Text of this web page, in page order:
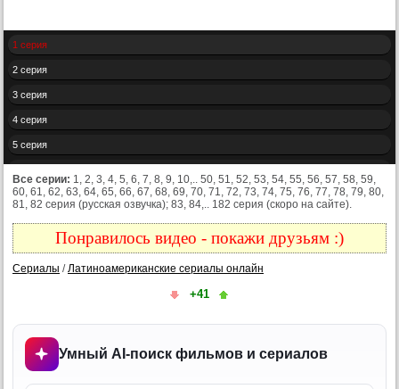
1 серия
2 серия
3 серия
4 серия
5 серия
7 серия
9 серия
10 серия
13 серия
14 серия
Все серии: 1, 2, 3, 4, 5, 6, 7, 8, 9, 10,.. 50, 51, 52, 53, 54, 55, 56, 57, 58, 59,
60, 61, 62, 63, 64, 65, 66, 67, 68, 69, 70, 71, 72, 73, 74, 75, 76, 77, 78, 79, 80,
81, 82 серия (русская озвучка); 83, 84,.. 182 серия (скоро на сайте).
Понравилось видео - покажи друзьям :)
Сериалы / Латиноамериканские сериалы онлайн
+41
Умный AI-поиск фильмов и сериалов